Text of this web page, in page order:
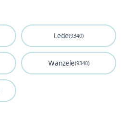
Lede(9340)
Wanzele(9340)